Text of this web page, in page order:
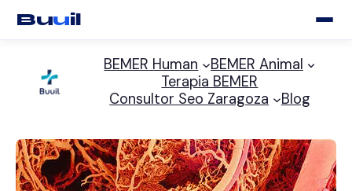
Buuil
contenido
BEMER Human
BEMER Animal
Terapia BEMER
Consultor Seo Zaragoza
Blog